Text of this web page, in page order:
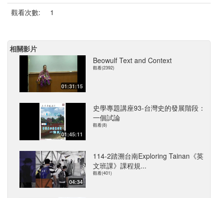
觀看次數:
1
相關影片
01:31:15
Beowulf Text and Context
觀看(2392)
01:45:11
史學專題講座93-台灣史的發展階段：
一個試論
觀看(8)
04:34
114-2踏溯台南Exploring Tainan《英
文班課》課程規...
觀看(401)